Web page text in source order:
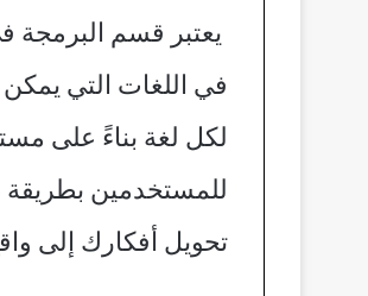
يعتبر قسم البرمجة
في اللغات التي
لكل لغة بناءً على
للمستخدمين
تحويل أفكارك إلى